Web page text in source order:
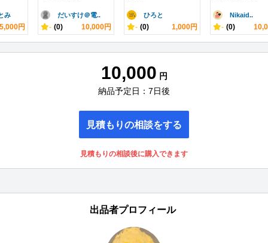
み
5,000円
だいすけ＠電..
- (0) 10,000円
ひろと
- (0) 1,000円
Nikaid..
- (0)
10,000 円
納品予定日：7日後
見積もりの相談をする
見積もりの相談後に購入できます
出品者プロフィール